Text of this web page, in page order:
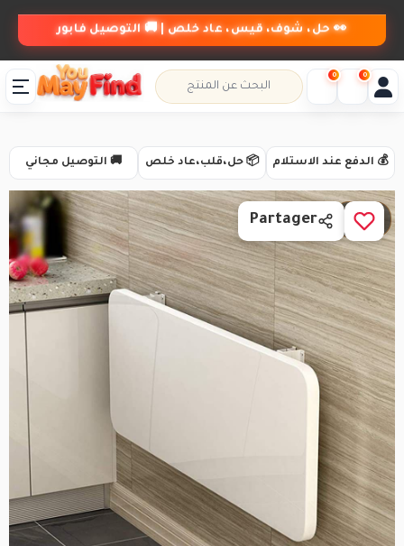
👀 حل، شوف، قيس، عاد خلص | 🚚 التوصيل فابور
🚚 التوصيل مجاني 📦 حل،قلب،عاد خلص 💰 الدفع عند الاستلام
1 / 3
Partager
0 0